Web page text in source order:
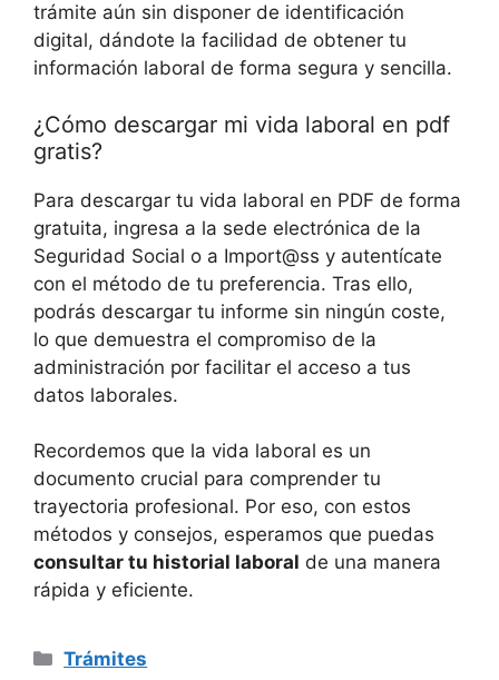
trámite aún sin disponer de identificación
digital, dándote la facilidad de obtener tu
información laboral de forma segura y sencilla.
¿Cómo descargar mi vida laboral en pdf
gratis?
Para descargar tu vida laboral en PDF de forma
gratuita, ingresa a la sede electrónica de la
Seguridad Social o a Import@ss y autentícate
con el método de tu preferencia. Tras ello,
podrás descargar tu informe sin ningún coste,
lo que demuestra el compromiso de la
administración por facilitar el acceso a tus
datos laborales.
Recordemos que la vida laboral es un
documento crucial para comprender tu
trayectoria profesional. Por eso, con estos
métodos y consejos, esperamos que puedas
consultar tu historial laboral de una manera
rápida y eficiente.
Categorías
Trámites